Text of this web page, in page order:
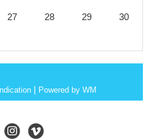
27 28 29 30
| Powered by WM